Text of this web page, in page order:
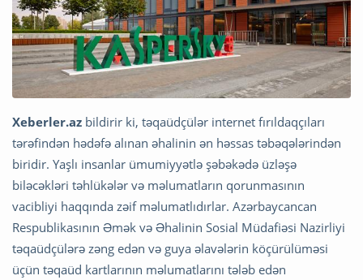
Xeberler.az bildirir ki, təqaüdçülər internet fırıldaqçıları
tərəfindən hədəfə alınan əhalinin ən həssas təbəqələrindən
biridir. Yaşlı insanlar ümumiyyətlə şəbəkədə üzləşə
biləcəkləri təhlükələr və məlumatların qorunmasının
vacibliyi haqqında zəif məlumatlıdırlar. Azərbaycancan
Respublikasının Əmək və Əhalinin Sosial Müdafiəsi Nazirliyi
təqaüdçülərə zəng edən və guya əlavələrin köçürülüməsi
üçün təqaüd kartlarının məlumatlarını tələb edən